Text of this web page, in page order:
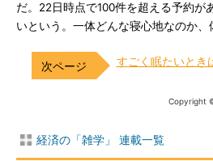
だ。22日時点で100件を超える予約が
いという。一体どんな寝心地なのか、
すごく眠たいとき
Copyright
経済の「雑学」 連載一覧